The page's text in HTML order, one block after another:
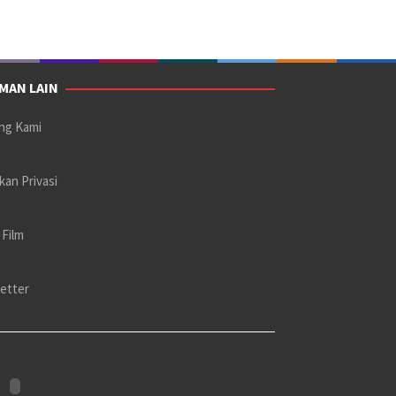
LAIN
Kami
Privasi